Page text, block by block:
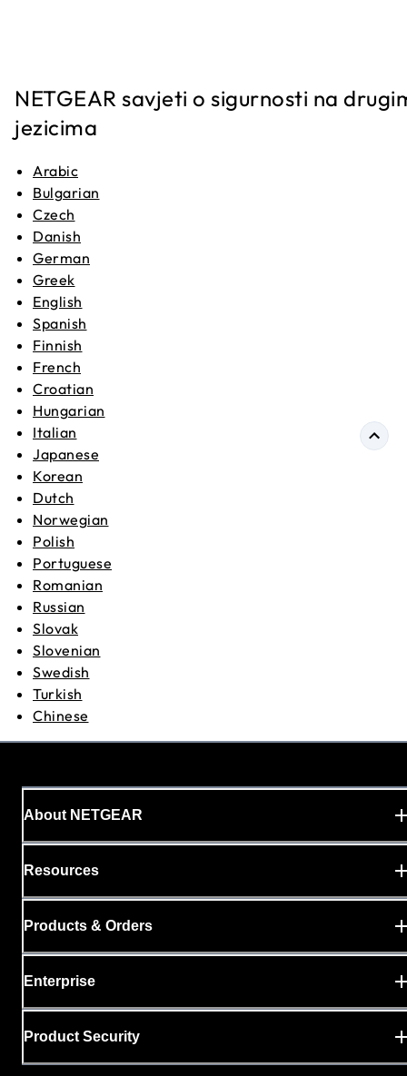
NETGEAR savjeti o sigurnosti na
jezicima
Arabic
Bulgarian
Czech
Danish
German
Greek
English
Spanish
Finnish
French
Croatian
Hungarian
Italian
Japanese
Korean
Dutch
Norwegian
Polish
Portuguese
Romanian
Russian
Slovak
Slovenian
Swedish
Turkish
Chinese
About NETGEAR
Resources
Products & Orders
Enterprise
Product Security